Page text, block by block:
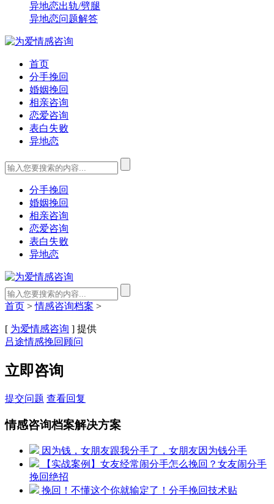
异地恋出轨/劈腿
异地恋问题解答
首页
分手挽回
婚姻挽回
相亲咨询
恋爱咨询
表白失败
异地恋
分手挽回
婚姻挽回
相亲咨询
恋爱咨询
表白失败
异地恋
首页 >情感咨询档案 >
[ 为爱情感咨询 ] 提供
吕途情感挽回顾问
立即咨询
提交问题 查看回复
情感咨询档案解决方案
因为钱，女朋友跟我分手了，女朋友因为钱分手
【实战案例】女友经常闹分手怎么挽回？女友闹分手
挽回绝招
挽回！不懂这个你就输定了！分手挽回技术贴